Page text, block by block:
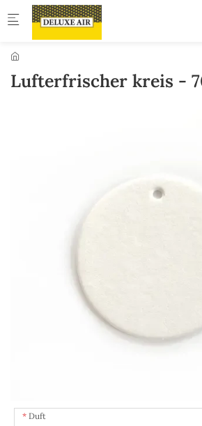
Skip to main content
Lufterfrischer kreis -
Duft